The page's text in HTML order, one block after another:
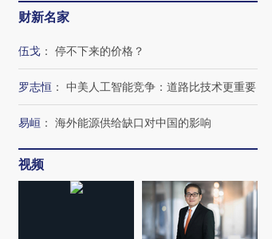
财新名家
伍戈 ： 停不下来的价格？
罗志恒 ： 中美人工智能竞争：道路比技术更重要
易峘 ： 海外能源供给缺口对中国的影响
视频